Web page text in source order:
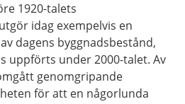
1920-talets
idag exempelvis en
dagens byggnadsbestånd,
uppförts under 2000-talet. Av
genomgripande
för att en någorlunda